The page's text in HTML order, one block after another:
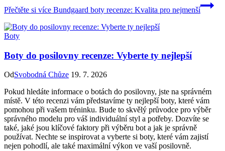
Přečtěte si více Bundgaard boty recenze: Kvalita pro nejmenší
Boty
Boty do posilovny recenze: Vyberte ty nejlepší
OdSvobodná Chůze 19. 7. 2026
Pokud hledáte informace o botách do posilovny, jste na správném
místě. V této recenzi vám představíme ty nejlepší boty, které vám
pomohou při vašem tréninku. Bude to skvělý průvodce pro výběr
správného modelu pro váš individuální styl a potřeby. Dozvíte se
také, jaké jsou klíčové faktory při výběru bot a jak je správně
používat. Nechte se inspirovat a vyberte si boty, které vám zajistí
nejen pohodlí, ale také maximální výkon ve vaší posilovně.